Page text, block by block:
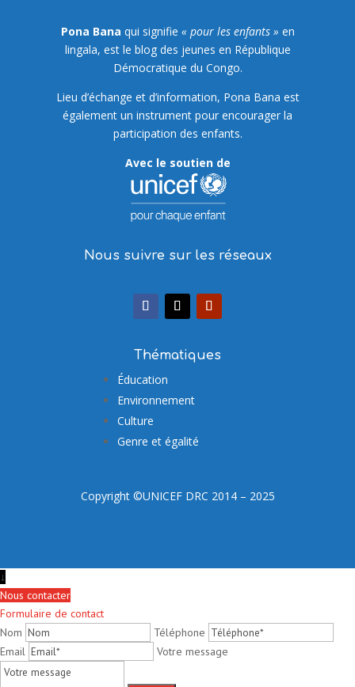
Pona Bana qui signifie « pour les enfants » en
lingala, est le blog des jeunes en République
Démocratique du Congo.
Lieu d’échange et d’information, Pona Bana est
également un instrument pour encourager la
participation des enfants.
Avec le soutien de
Nous suivre sur les réseaux
Thématiques
Éducation
Environnement
Culture
Genre et égalité
Copyright ©UNICEF DRC 2014 – 2025
↓
Nous contacter
Formulaire de contact
Nom
Téléphone
Email
Votre message